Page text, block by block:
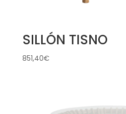
SILLÓN TISNO
851,40€